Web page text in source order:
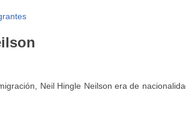
Neil Hingle Neilson era de